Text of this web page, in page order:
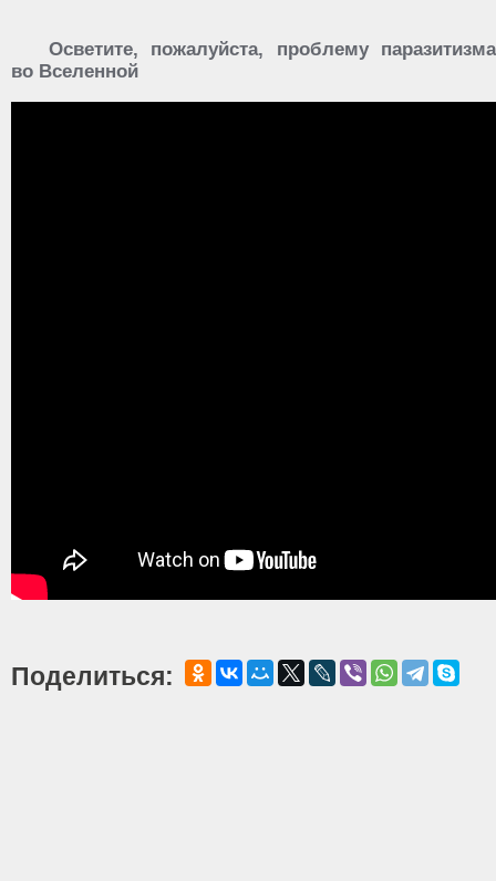
Осветите, пожалуйста, проблему паразитизма
во Вселенной
Поделиться: